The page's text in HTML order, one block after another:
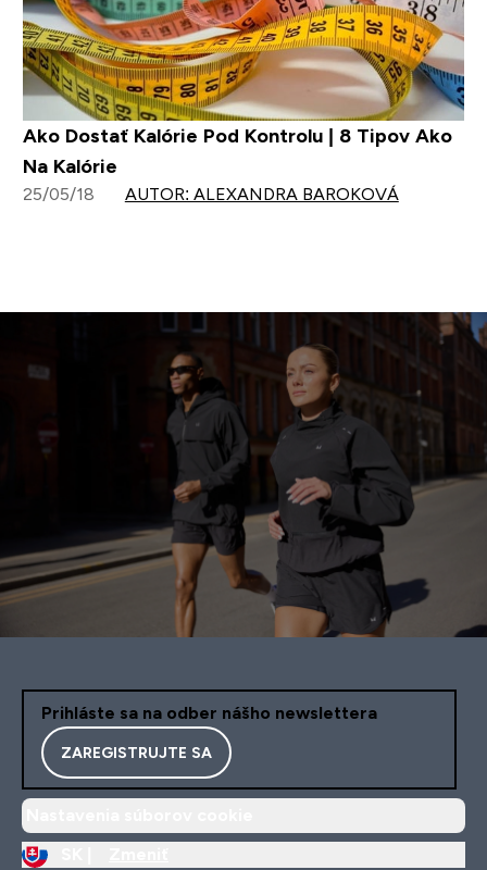
Ako Dostať Kalórie Pod Kontrolu | 8 Tipov Ako
Na Kalórie
25/05/18 AUTOR: ALEXANDRA BAROKOVÁ
Prihláste sa na odber nášho newslettera
ZAREGISTRUJTE SA